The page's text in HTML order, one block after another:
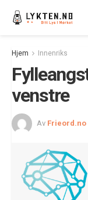
Hjem Innenriks
venstre
Av Frieord.no